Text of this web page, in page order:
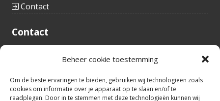
Beheer cookie toestemming
Om de beste ervaringen te bieden, gebruiken wij technologieën zoals
cookies om informatie over je apparaat op te slaan en/of te
raadplegen. Door in te stemmen met deze technologieën kunnen wij
Contact
Contact
8760 Meulebeke
tel.: +32(0)51/48 66 59
info@idealtoys.be